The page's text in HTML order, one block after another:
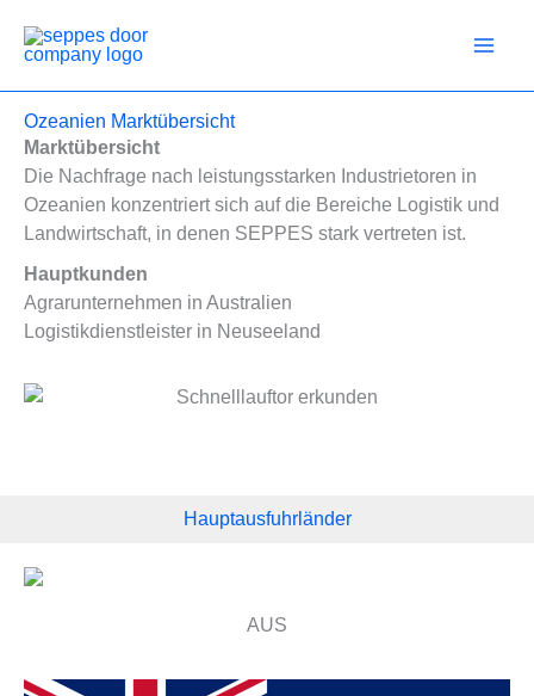
Inhalt
springen
Ozeanien Marktübersicht
Marktübersicht
Die Nachfrage nach leistungsstarken Industrietoren in
Ozeanien konzentriert sich auf die Bereiche Logistik und
Landwirtschaft, in denen SEPPES stark vertreten ist.
Hauptkunden
Agrarunternehmen in Australien
Logistikdienstleister in Neuseeland
Hauptausfuhrländer
AUS